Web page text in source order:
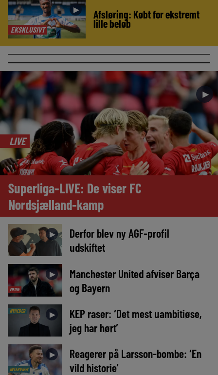
EKSKLUSIVT
► Afsløring: Købt for ekstremt
lille beløb
►
LIVE
Superliga-LIVE: De viser FC
Nordsjælland-kamp
►
Derfor blev ny AGF-profil
udskiftet
MEDIE
►
Manchester United afviser Barça
og Bayern
NYHEDER ►
KEP raser: ‘Det mest uambitiøse,
jeg har hørt’
INTERVIEW
►
Reagerer på Larsson-bombe: ‘En
vild historie’